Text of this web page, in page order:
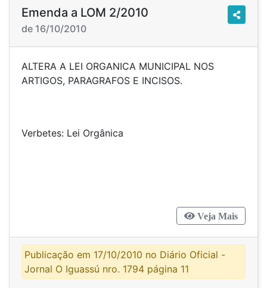
Emenda a LOM 2/2010
de 16/10/2010
ALTERA A LEI ORGANICA MUNICIPAL NOS
ARTIGOS, PARAGRAFOS E INCISOS.
Verbetes: Lei Orgânica
Veja Mais
Publicação em 17/10/2010 no Diário Oficial -
Jornal O Iguassú nro. 1794 página 11